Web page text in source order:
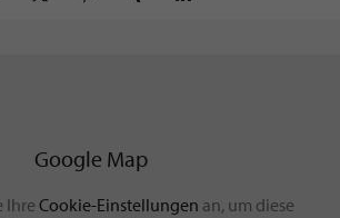
Google Map
IhreCookie-Einstellungen an, um diese